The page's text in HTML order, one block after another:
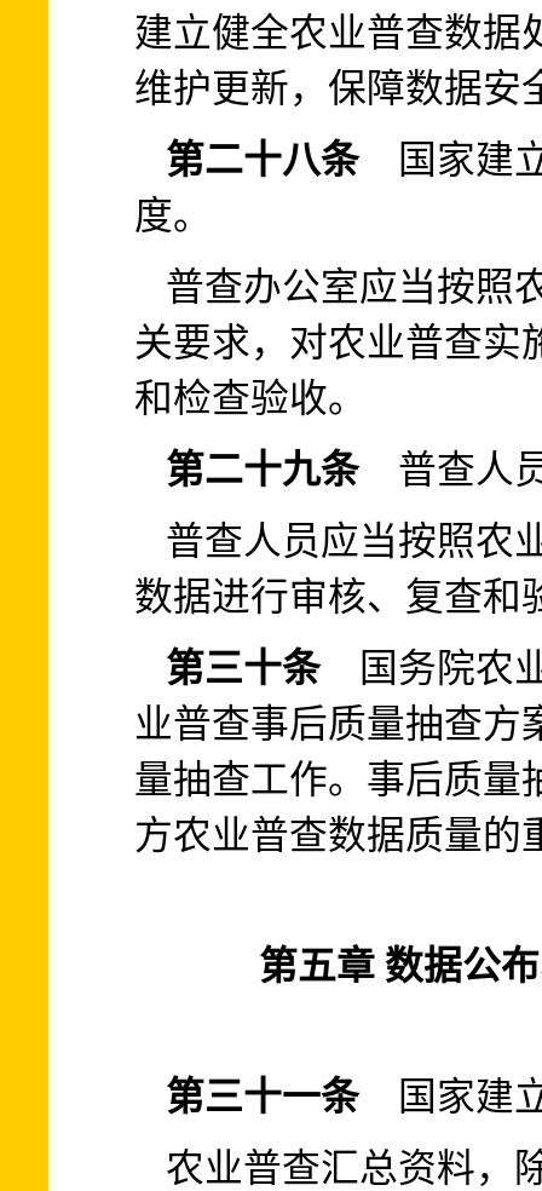
建立健全农业普查数据
维护更新，保障数据安
第二十八条国家建立
度。
普查办公室应当按照
关要求，对农业普查实
和检查验收。
第二十九条普查人员
普查人员应当按照农
数据进行审核、复查和
第三十条国务院农业
业普查事后质量抽查方
量抽查工作。事后质量
方农业普查数据质量的
第五章 数据公
第三十一条国家建立
农业普查汇总资料，